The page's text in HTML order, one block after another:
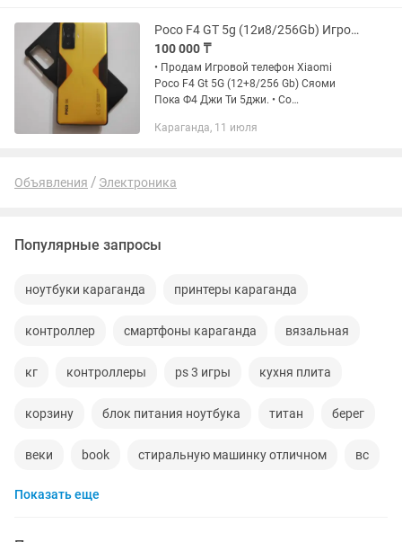
Poco F4 GT 5g (12и8/256Gb) Игровой телефон Пока Ф4 ДжиТи Xiaomi
100 000 ₸
• Продам Игровой телефон Xiaomi
Poco F4 Gt 5G (12+8/256 Gb) Сяоми
Пока Ф4 Джи Ти 5джи. • Со
очень удобно подходят для игр. • Без
Караганда, 11 июля
Объявления Электроника
Популярные запросы
ноутбуки караганда принтеры караганда
контроллер смартфоны караганда вязальная
кг контроллеры ps 3 игры кухня плита
корзину блок питания ноутбука титан берег
веки book стиральную машинку отличном вс
продать
Показать еще